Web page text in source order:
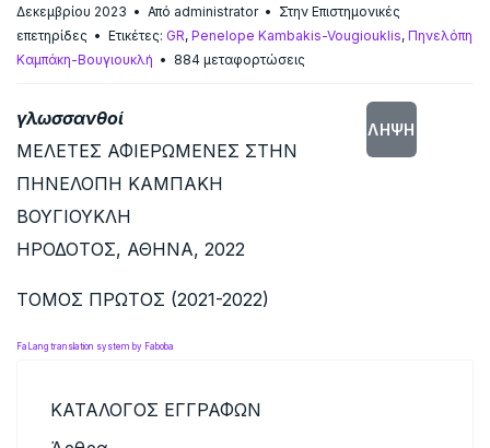
Δεκεμβρίου 2023
Από administrator Στην Επιστημονικές
επετηρίδες
Ετικέτες: GR, Penelope Kambakis-Vougiouklis, Πηνελόπη
Καμπάκη-Βουγιουκλή
884 μεταφορτώσεις
ΛΉΨΗ
γλωσσανθοί
ΜΕΛΕΤΕΣ ΑΦΙΕΡΩΜΕΝΕΣ ΣΤΗΝ
ΠΗΝΕΛΟΠΗ ΚΑΜΠΑΚΗ
ΒΟΥΓΙΟΥΚΛΗ
ΗΡΟΔΟΤΟΣ, ΑΘΗΝΑ, 2022
ΤΟΜΟΣ ΠΡΩΤΟΣ (2021-2022)
FaLang translation system by Faboba
ΚΑΤΑΛΟΓΟΣ ΕΓΓΡΑΦΩΝ